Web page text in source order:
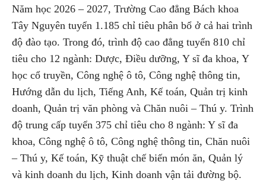
Năm học 2026 – 2027, Trường Cao đẳng Bách khoa
Tây Nguyên tuyển 1.185 chỉ tiêu phân bổ ở cả hai trình
độ đào tạo. Trong đó, trình độ cao đẳng tuyển 810 chỉ
tiêu cho 12 ngành: Dược, Điều dưỡng, Y sĩ đa khoa, Y
học cổ truyền, Công nghệ ô tô, Công nghệ thông tin,
Hướng dẫn du lịch, Tiếng Anh, Kế toán, Quản trị kinh
doanh, Quản trị văn phòng và Chăn nuôi – Thú y. Trình
độ trung cấp tuyển 375 chỉ tiêu cho 8 ngành: Y sĩ đa
khoa, Công nghệ ô tô, Công nghệ thông tin, Chăn nuôi
– Thú y, Kế toán, Kỹ thuật chế biến món ăn, Quản lý
và kinh doanh du lịch, Kinh doanh vận tải đường bộ.